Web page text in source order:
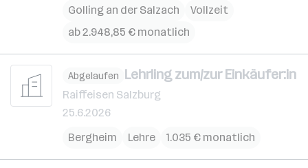
Golling an der Salzach
Vollzeit
ab 2.948,85 € monatlich
Abgelaufen Lehrling zum/zur Einkäufer:in
Raiffeisen Salzburg
25.6.2026
Bergheim
Lehre 1.035 € monatlich